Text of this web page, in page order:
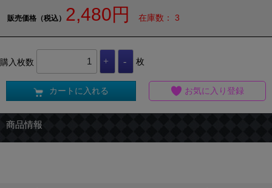
販売価格（税込） 2,480円 在庫数： 3
購入枚数 枚
カートに入れる お気に入り登録
商品情報